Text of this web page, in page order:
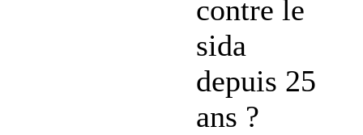
contre le
sida
depuis 25
ans ?